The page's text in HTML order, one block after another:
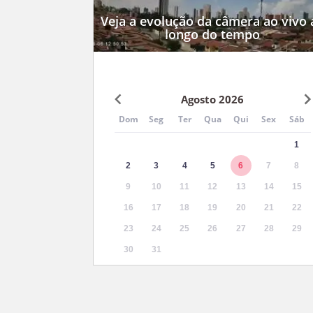
Veja a evolução da câmera ao vivo
longo do tempo
Agosto 2026
Dom Seg Ter Qua Qui Sex Sáb
1
2 3 4 5 6 7 8
9 10 11 12 13 14 15
16 17 18 19 20 21 22
23 24 25 26 27 28 29
30 31